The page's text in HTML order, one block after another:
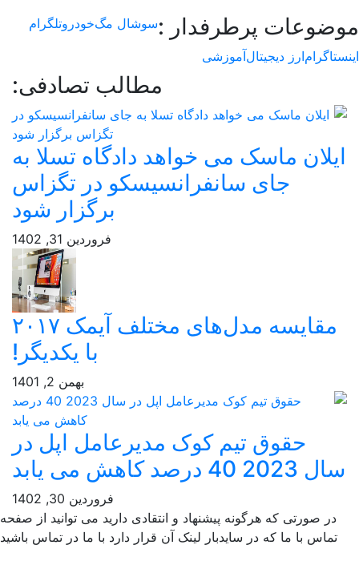
پرطرفدار :سوشال مگخودروتلگرام
ارز دیجیتالآموزشی
مطالب تصادفی:
ماسک می خواهد دادگاه تسلا به
جای سانفرانسیسکو در تگزاس
برگزار شود
فروردین 31, 1402
مقایسه مدل‌های مختلف آیمک ۲۰۱۷
با یکدیگر!
حقوق تیم کوک مدیرعامل اپل در
می یابد
فروردین 30, 1402
که هرگونه پیشنهاد و انتقادی دارید می توانید از صفحه
با ما که در سایدبار لینک آن قرار دارد با ما در تماس باشید